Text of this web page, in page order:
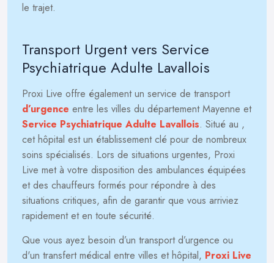
le trajet.
Transport Urgent vers Service
Psychiatrique Adulte Lavallois
Proxi Live offre également un service de transport
d’urgence entre les villes du département Mayenne et
Service Psychiatrique Adulte Lavallois. Situé au ,
cet hôpital est un établissement clé pour de nombreux
soins spécialisés. Lors de situations urgentes, Proxi
Live met à votre disposition des ambulances équipées
et des chauffeurs formés pour répondre à des
situations critiques, afin de garantir que vous arriviez
rapidement et en toute sécurité.
Que vous ayez besoin d’un transport d’urgence ou
d'un transfert médical entre villes et hôpital, Proxi Live